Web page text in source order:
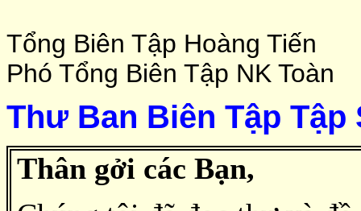
Tổng Biên Tập Hoàng Tiến
Phó Tổng Biên Tập NK Toàn
Thư Ban Biên Tập Tập
Thân gởi các Bạn,